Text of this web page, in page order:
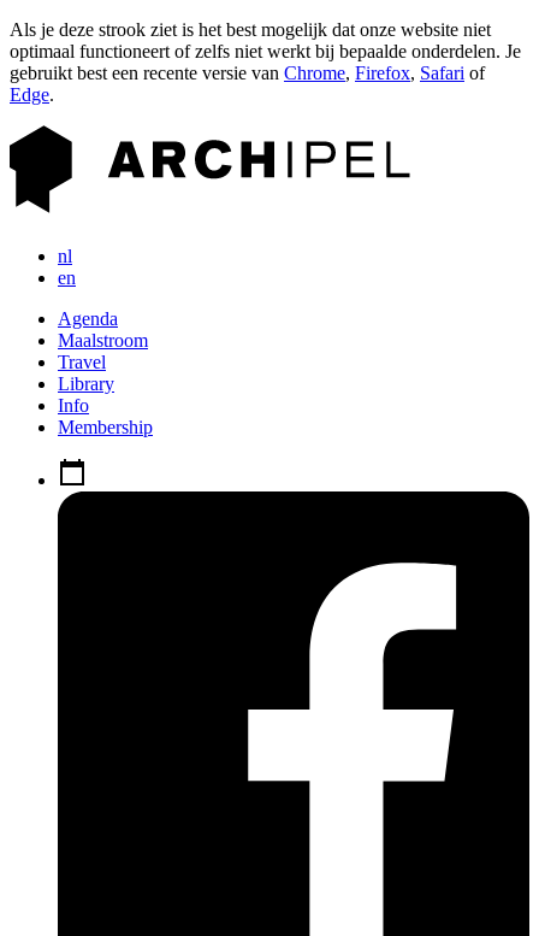
Als je deze strook ziet is het best mogelijk dat onze website niet
optimaal functioneert of zelfs niet werkt bij bepaalde onderdelen. Je
gebruikt best een recente versie van Chrome, Firefox, Safari of
Edge.
nl
en
Agenda
Maalstroom
Travel
Library
Info
Membership